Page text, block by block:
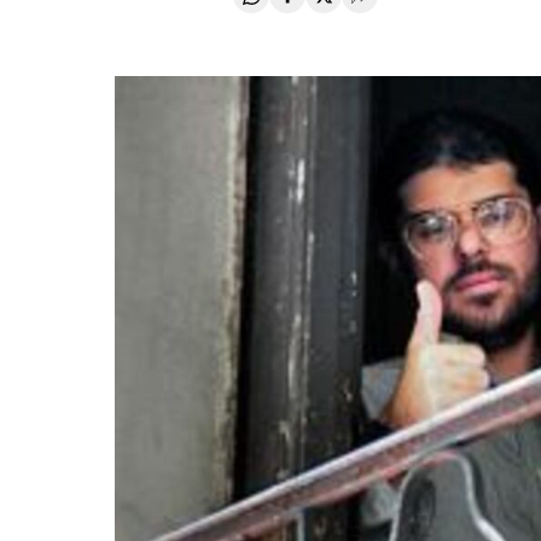
Compartir en Whatsapp
Compartir en Facebook
Compartir en Twitter
Desplegar Redes